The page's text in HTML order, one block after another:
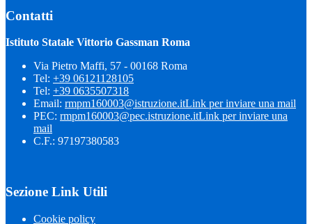
Contatti
Istituto Statale Vittorio Gassman Roma
Via Pietro Maffi, 57 - 00168 Roma
Tel: +39 06121128105
Tel: +39 0635507318
Email: rmpm160003@istruzione.itLink per inviare una mail
PEC: rmpm160003@pec.istruzione.itLink per inviare una
mail
C.F.: 97197380583
Sezione Link Utili
Cookie policy